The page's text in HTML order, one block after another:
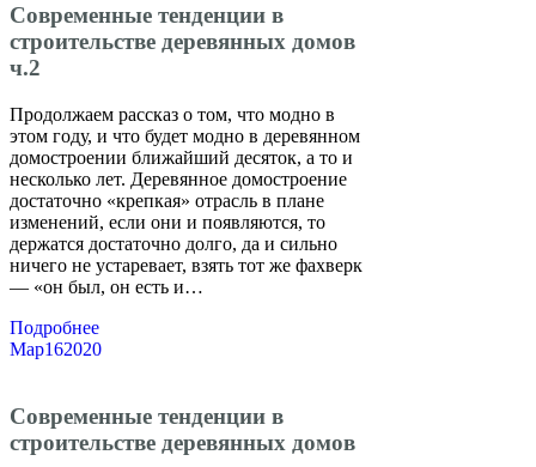
Современные тенденции в
строительстве деревянных домов
ч.2
Продолжаем рассказ о том, что модно в
этом году, и что будет модно в деревянном
домостроении ближайший десяток, а то и
несколько лет. Деревянное домостроение
достаточно «крепкая» отрасль в плане
изменений, если они и появляются, то
держатся достаточно долго, да и сильно
ничего не устаревает, взять тот же фахверк
— «он был, он есть и…
Подробнее
Мар162020
Современные тенденции в
строительстве деревянных домов